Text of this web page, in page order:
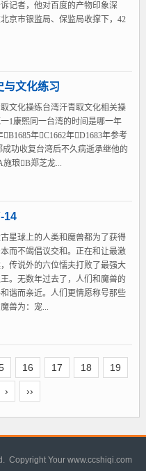
记者，他对百度的产物印象深
京市银监局、保监局收撑下，42
与文化练习
文化操练台湾汗青取文化相关操
1康熙同一台湾的时间是哪一年
B1685年C1662年D1683年参考
成功收复台湾后不久病逝承继他的
施琅B郑芝龙...
14
星球上的人类和魔兽都为了获得
而不竭倡议交和。正在和让最激
传说外的六位懦夫打败了最强大
。无数年过去了，人们和魔兽的
谐而亲近。人们更情愿称号那些
兽为：宠...
16 17 18 19
› ››
Copyright Your www.ccshiqi.com